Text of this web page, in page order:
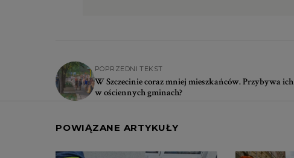
POPRZEDNI TEKST
W Szczecinie coraz mniej mieszkańców. Przybywa ich
w ościennych gminach?
POWIĄZANE ARTYKUŁY